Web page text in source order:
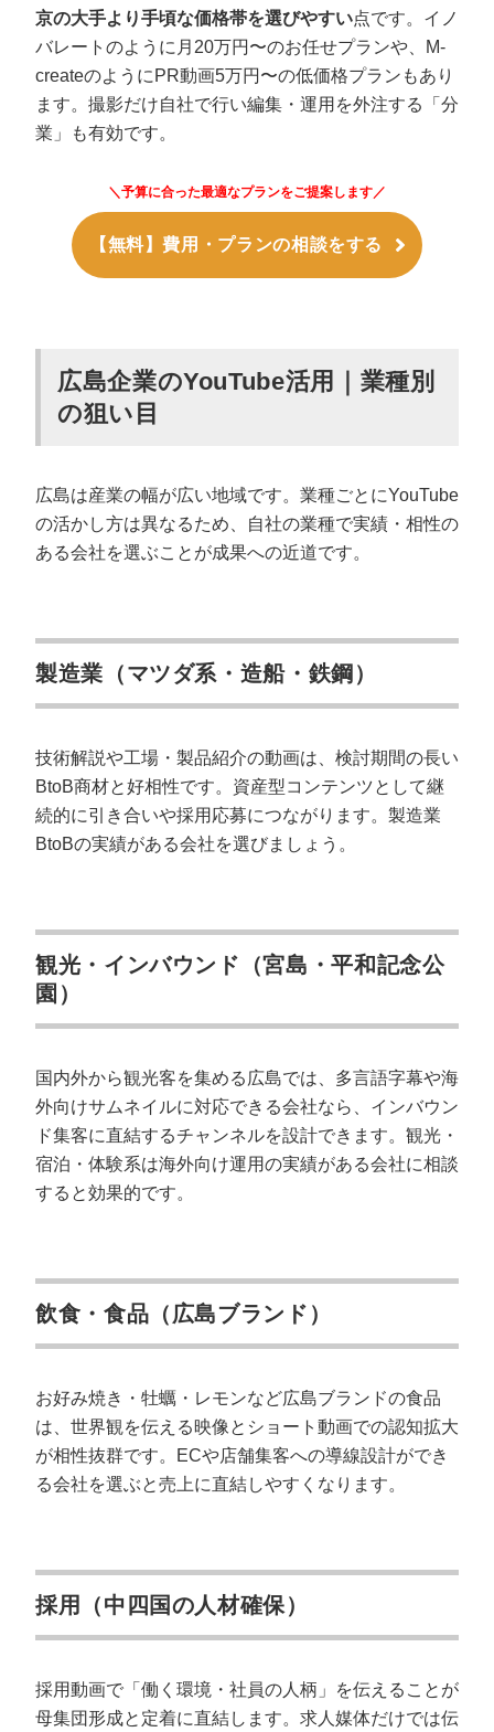
StockSun株式会社〒160-0023 東京都新宿区西新宿3丁目8番3号 新
京の大手より手頃な価格帯を選びやすい点です。イノ
バレートのように月20万円〜のお任せプランや、M-
createのようにPR動画5万円〜の低価格プランもあり
ます。撮影だけ自社で行い編集・運用を外注する「分
業」も有効です。
＼予算に合った最適なプランをご提案します／
【無料】費用・プランの相談をする
広島企業のYouTube活用｜業種別
の狙い目
広島は産業の幅が広い地域です。業種ごとにYouTube
の活かし方は異なるため、自社の業種で実績・相性の
ある会社を選ぶことが成果への近道です。
製造業（マツダ系・造船・鉄鋼）
技術解説や工場・製品紹介の動画は、検討期間の長い
BtoB商材と好相性です。資産型コンテンツとして継
続的に引き合いや採用応募につながります。製造業
BtoBの実績がある会社を選びましょう。
観光・インバウンド（宮島・平和記念公
園）
国内外から観光客を集める広島では、多言語字幕や海
外向けサムネイルに対応できる会社なら、インバウン
ド集客に直結するチャンネルを設計できます。観光・
宿泊・体験系は海外向け運用の実績がある会社に相談
すると効果的です。
飲食・食品（広島ブランド）
お好み焼き・牡蠣・レモンなど広島ブランドの食品
は、世界観を伝える映像とショート動画での認知拡大
が相性抜群です。ECや店舗集客への導線設計ができ
る会社を選ぶと売上に直結しやすくなります。
採用（中四国の人材確保）
採用動画で「働く環境・社員の人柄」を伝えることが
母集団形成と定着に直結します。求人媒体だけでは伝